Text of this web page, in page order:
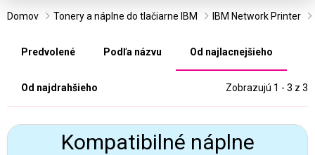
Domov Tonery a náplne do tlačiarne IBM IBM Network Printer
Predvolené Podľa názvu Od najlacnejšieho
Od najdrahšieho Zobrazujú 1 - 3 z 3
Kompatibilné náplne